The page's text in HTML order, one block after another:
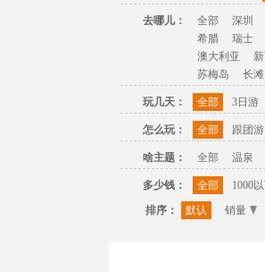
去哪儿： 全部 深圳
希腊
瑞士
澳大利亚
苏梅岛
长
玩几天： 全部 3日游
怎么玩： 全部 跟团游
啥主题： 全部 温泉
多少钱： 全部 1000
排序：
默认 销量